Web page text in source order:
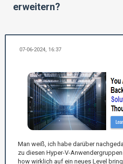
erweitern?
07-06-2024, 16:37
Man weiß, ich habe darüber
zu diesen Hyper-V-
how wirklich auf ein neues Level